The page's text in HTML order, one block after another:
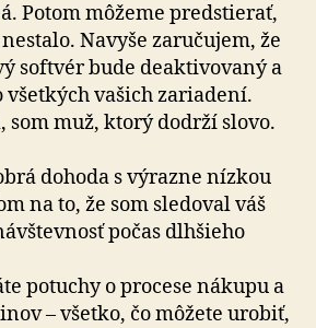
Potom môžeme predstierať,
Navyše zaručujem, že
softvér bude deaktivovaný a
všetkých vašich zariadení.
som muž, ktorý dodrží slovo.
dohoda s výrazne nízkou
na to, že som sledoval váš
počas dlhšieho
potuchy o procese nákupu a
– všetko, čo môžete urobiť,